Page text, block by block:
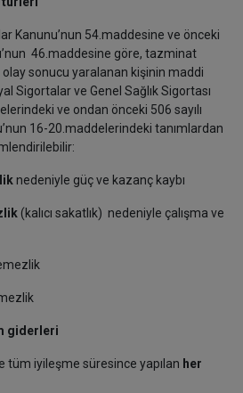
Kanunu’nun 54.maddesine ve önceki
46.maddesine göre, tazminat
sonucu yaralanan kişinin maddi
Sigortalar ve Genel Sağlık Sigortası
ve ondan önceki 506 sayılı
16-20.maddelerindeki tanımlardan
nedeniyle güç ve kazanç kaybı
(kalıcı sakatlık) nedeniyle çalışma ve
giderleri
tüm iyileşme süresince yapılan her